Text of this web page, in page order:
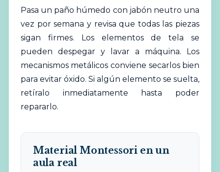
Pasa un paño húmedo con jabón neutro una
vez por semana y revisa que todas las piezas
sigan firmes. Los elementos de tela se
pueden despegar y lavar a máquina. Los
mecanismos metálicos conviene secarlos bien
para evitar óxido. Si algún elemento se suelta,
retíralo inmediatamente hasta poder
repararlo.
Material Montessori en un
aula real